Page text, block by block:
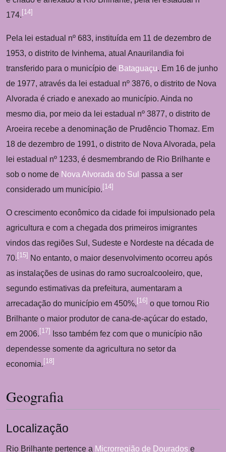
174. [14]
Pela lei estadual nº 683, instituída em 11 de dezembro de
1953, o distrito de Ivinhema, atual Anaurilandia foi
transferido para o município de Bataguaçu. Em 16 de junho
de 1977, através da lei estadual nº 3876, o distrito de Nova
Alvorada é criado e anexado ao município. Ainda no
mesmo dia, por meio da lei estadual nº 3877, o distrito de
Aroeira recebe a denominação de Prudêncio Thomaz. Em
18 de dezembro de 1991, o distrito de Nova Alvorada, pela
lei estadual nº 1233, é desmembrando de Rio Brilhante e
sob o nome de Nova Alvorada do Sul passa a ser
considerado um município. [14]
O crescimento econômico da cidade foi impulsionado pela
agricultura e com a chegada dos primeiros imigrantes
vindos das regiões Sul, Sudeste e Nordeste na década de
70. [15] No entanto, o maior desenvolvimento ocorreu após
as instalações de usinas do ramo sucroalcooleiro, que,
segundo estimativas da prefeitura, aumentaram a
arrecadação do município em 450%, [16] o que tornou Rio
Brilhante o maior produtor de cana-de-açúcar do estado,
em 2006. [17]
Isso também fez com que o município não
dependesse somente da agricultura no setor da
economia. [18]
Geografia
Localização
Rio Brilhante pertence a Microrregião de Dourados e